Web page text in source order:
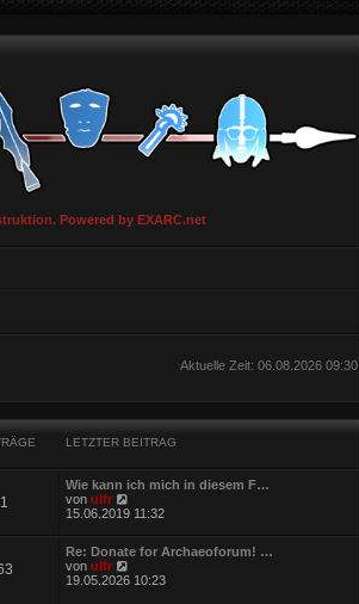
Powered by EXARC.net
Aktuelle Zeit: 06.08.2026 09:30
LETZTER BEITRAG
1
Wie kann ich mich in diesem F…
vonulfr
e
e
s
e
15.06.2019 11:32
Re: Donate for Archaeoforum! …
vonulfr
e
19.05.2026 10:23